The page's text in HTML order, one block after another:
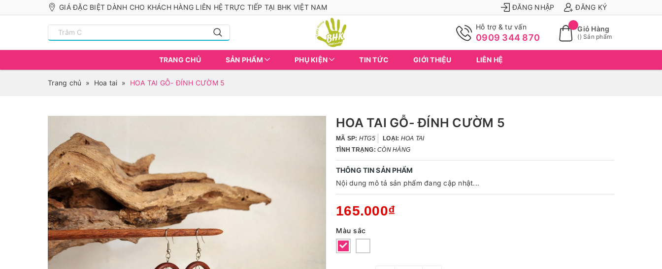
GIÁ ĐẶC BIỆT DÀNH CHO KHÁCH HÀNG LIÊN HỆ TRỰC TIẾP TẠI BHK VIỆT NAM ĐĂNG NHẬP ĐĂNG KÝ
Hỗ trợ & tư vấn
0909 344 870
Giỏ Hàng
() Sản phẩm
TRANG CHỦ SẢN PHẨM PHỤ KIỆN TIN TỨC GIỚI THIỆU LIÊN HỆ
Trang chủ » Hoa tai » HOA TAI GỖ- ĐÍNH CƯỜM 5
HOA TAI GỖ- ĐÍNH CƯỜM 5
MÃ SP: HTG5 LOẠI: HOA TAI
TÌNH TRẠNG: CÒN HÀNG
THÔNG TIN SẢN PHẨM
Nội dung mô tả sản phẩm đang cập nhật...
165.000₫
Màu sắc